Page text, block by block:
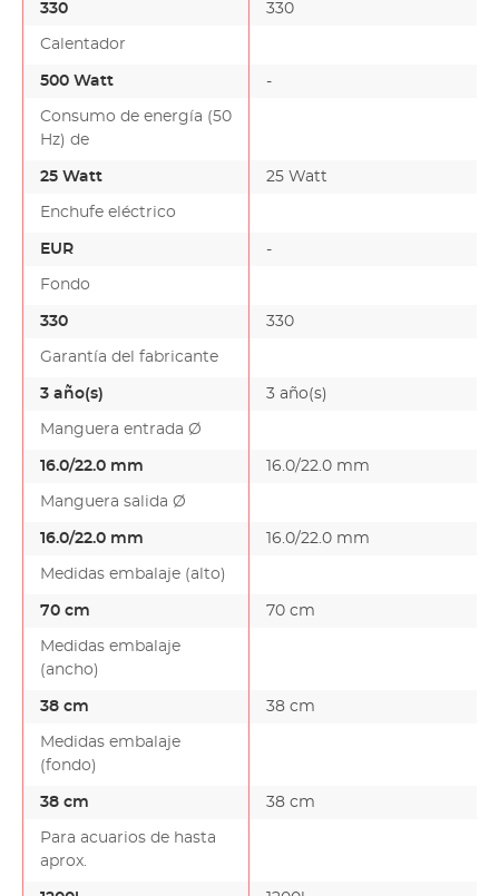
330 330
Calentador
500 Watt -
Consumo de energía (50
Hz) de
25 Watt 25 Watt
Enchufe eléctrico
EUR -
Fondo
330 330
Garantía del fabricante
3 año(s) 3 año(s)
Manguera entrada Ø
16.0/22.0 mm 16.0/22.0 mm
Manguera salida Ø
16.0/22.0 mm 16.0/22.0 mm
Medidas embalaje (alto)
70 cm 70 cm
Medidas embalaje
(ancho)
38 cm 38 cm
Medidas embalaje
(fondo)
38 cm 38 cm
Para acuarios de hasta
aprox.